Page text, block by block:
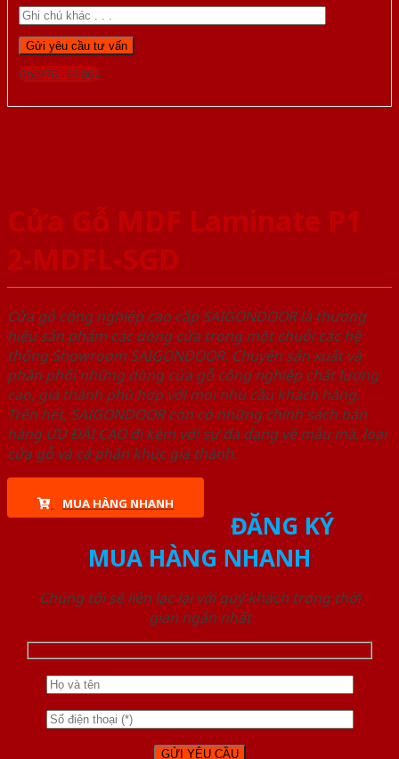
Gọi 0976.169.864
Cửa Gỗ MDF Laminate P1
2-MDFL-SGD
Cửa gỗ công nghiệp cao cấp SAIGONDOOR là thương
hiệu sản phẩm các dòng cửa trong một chuỗi các hệ
thống Showroom SAIGONDOOR. Chuyên sản xuất và
phân phối những dòng cửa gỗ công nghiệp chất lượng
cao, giá thành phù hợp với mọi nhu cầu khách hàng.
Trên hết, SAIGONDOOR còn có những chính sách bán
hàng ƯU ĐÃI CAO đi kèm với sự đa dạng về mẫu mã, loại
cửa gỗ và cả phân khúc giá thành.
MUA HÀNG NHANH
ĐĂNG KÝ
MUA HÀNG NHANH
Chúng tôi sẽ liên lạc lại với quý khách trong thời
gian ngắn nhất